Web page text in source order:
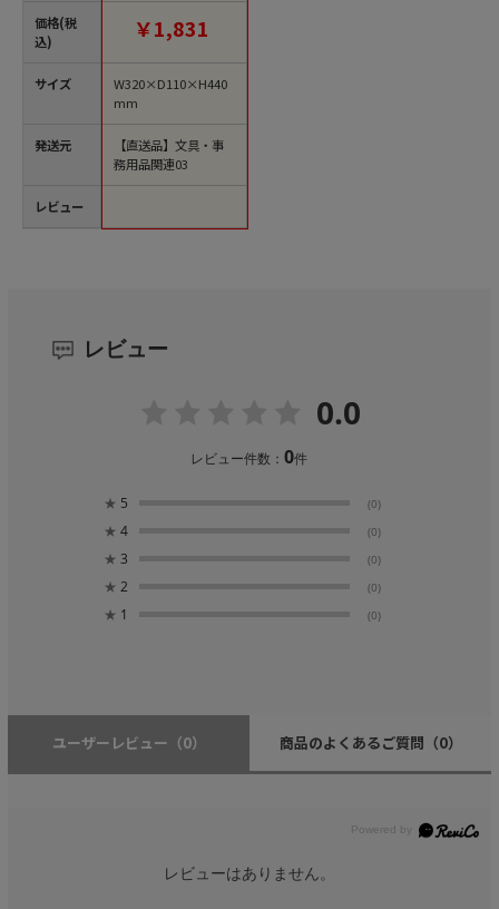
価格(税
込)
サイズ
発送元
レビュー
￥1,831
W320×D110×H440
mm
【直送品】文具・事
務用品関連03
レビュー
0.0
レビュー件数：0件
★ 5 (0)
★ 4 (0)
★ 3 (0)
★ 2 (0)
★ 1 (0)
ユーザーレビュー （0） 商品のよくあるご質問 （0）
レビューはありません。